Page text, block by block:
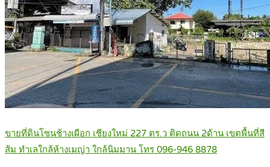
ขายที่ดินโซนช้างเผือก เชียงใหม่ 227 ตร.ว ติดถนน 2ด้าน เขตพื้นที่สี
ส้ม ทำเลใกล้ห้างเมญ่า ใกล้นิมมาน โทร 096-946 8878